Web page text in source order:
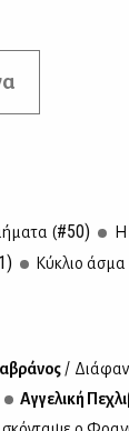
(#50) Η
Κύ­κλιο άσμα
/
Αγ­γε­λι­κή